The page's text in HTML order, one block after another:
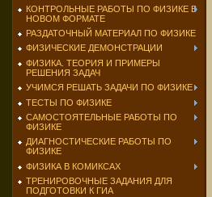
КОНТРОЛЬНЫЕ РАБОТЫ ПО ФИЗИКЕ В
НОВОМ ФОРМАТЕ
РАЗДАТОЧНЫЙ МАТЕРИАЛ ПО ФИЗИКЕ
ФИЗИЧЕСКИЕ ДЕМОНСТРАЦИИ
ФИЗИКА. ТЕОРИЯ И ПРИМЕРЫ
РЕШЕНИЯ ЗАДАЧ
УЧИМСЯ РЕШАТЬ ЗАДАЧИ ПО ФИЗИКЕ
ТЕСТЫ ПО ФИЗИКЕ
САМОСТОЯТЕЛЬНЫЕ РАБОТЫ ПО
ФИЗИКЕ
ДИАГНОСТИЧЕСКИЕ РАБОТЫ ПО
ФИЗИКЕ
ФИЗИКА В КОМИКСАХ
ТРЕНИРОВОЧНЫЕ ЗАДАНИЯ ДЛЯ
ПОДГОТОВКИ К ГИА